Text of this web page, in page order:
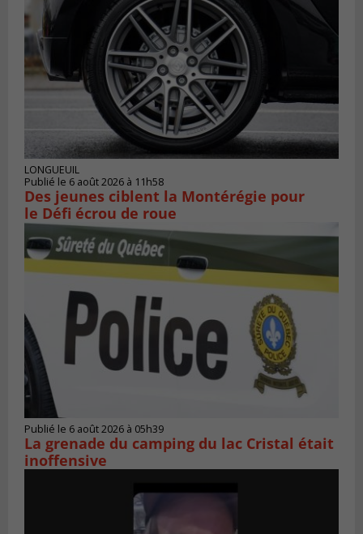
LONGUEUIL
Publié le 6 août 2026 à 11h58
Des jeunes ciblent la Montérégie pour
le Défi écrou de roue
Publié le 6 août 2026 à 05h39
La grenade du camping du lac Cristal était
inoffensive